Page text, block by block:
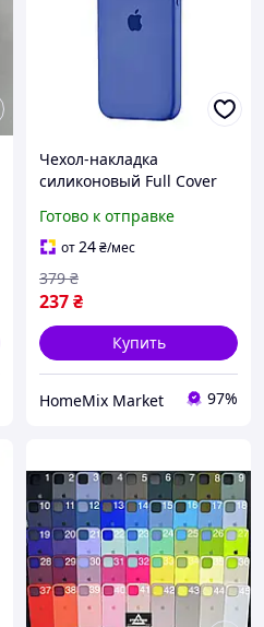
Чехол-накладка
силиконовый Full Cover
защита камеры с
микрофиброй внутри
Denim Blue PT-13529
Готово к отправке
от24₴/мес
237₴
379 ₴
Купить
HomeMix Market 97%